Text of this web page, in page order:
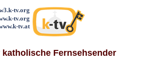
tv.org
tv.org
tv.at
katholische Fernsehsender